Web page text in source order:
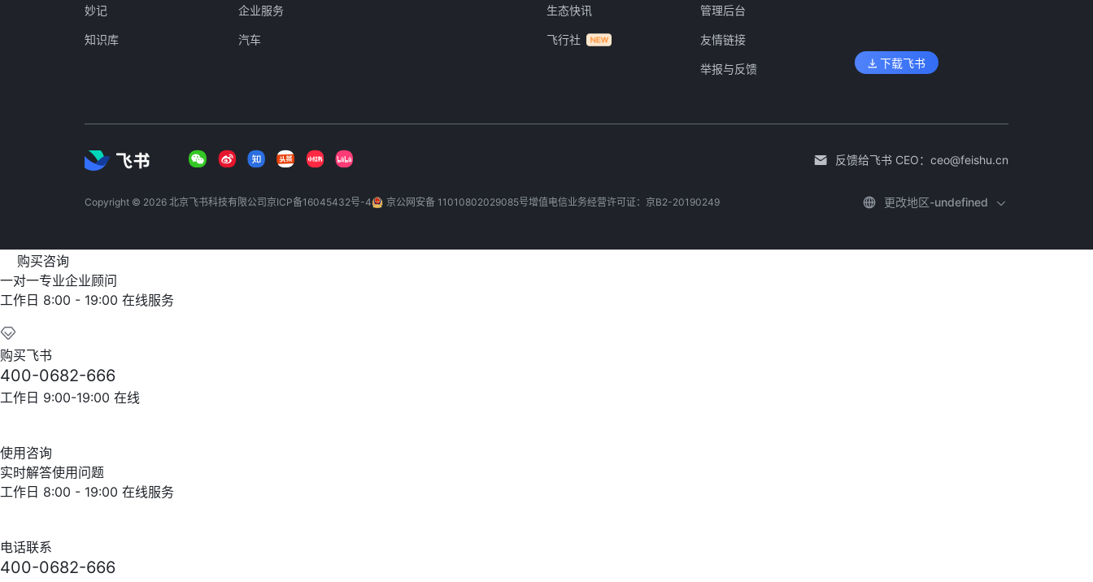
妙记
知识库
企业服务
汽车
生态快讯
飞行社
管理后台
友情链接
举报与反馈 下载飞书
反馈给飞书 CEO： ceo@feishu.cn
Copyright © 2026 北京飞书科技有限公司京ICP备16045432号-4 京公网安备 11010802029085号增值电信业务经营许可证：京B2-20190249 更改地区-undefined
购买咨询
一对一专业企业顾问
工作日 8:00 - 19:00 在线服务
购买飞书
400-0682-666
工作日 9:00-19:00 在线
使用咨询
实时解答使用问题
工作日 8:00 - 19:00 在线服务
电话联系
400-0682-666